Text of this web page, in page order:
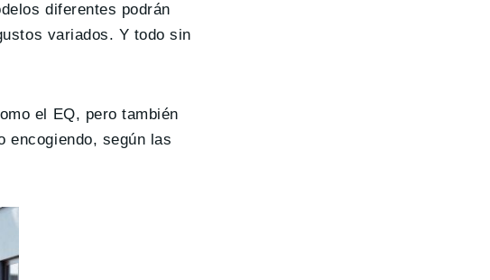
diferentes podrán
variados. Y todo sin
el EQ, pero también
encogiendo, según las